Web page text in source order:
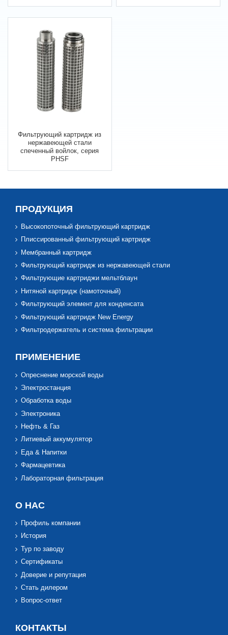
Фильтрующий картридж из
нержавеющей стали
спеченный войлок, серия
PHSF
ПРОДУКЦИЯ
Высокопоточный фильтрующий картридж
Плиссированный фильтрующий картридж
Мембранный картридж
Фильтрующий картридж из нержавеющей стали
Фильтрующие картриджи мельтблаун
Нитяной картридж (намоточный)
Фильтрующий элемент для конденсата
Фильтрующий картридж New Energy
Фильтродержатель и система фильтрации
ПРИМЕНЕНИЕ
Опреснение морской воды
Электростанция
Обработка воды
Электроника
Нефть & Газ
Литиевый аккумулятор
Еда & Напитки
Фармацевтика
Лабораторная фильтрация
О НАС
Профиль компании
История
Тур по заводу
Сертификаты
Доверие и репутация
Стать дилером
Вопрос-ответ
КОНТАКТЫ